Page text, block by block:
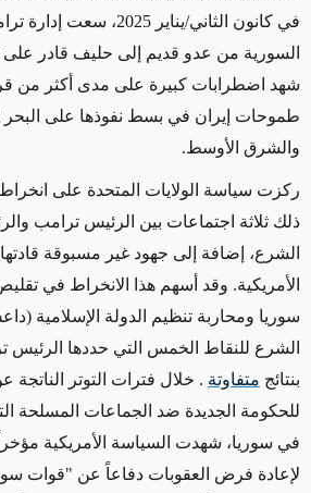
في كانون الثاني/يناير
السورية من عدو قديم إلى حليف قادر على
شهد اضطرابات كبيرة على مدى أكثر من
طموحات إيران في بسط نفوذها على البحر
والشرق الأوسط.
ركزت سياسة الولايات المتحدة على
ذلك ثلاثة اجتماعات بين الرئيس ترامب
الشرع، إضافة إلى جهود غير مسبوقة قادتها
الأمريكية. وقد أسهم هذا الانخراط في
سوريا ومحاربة تنظيم الدولة الإسلامية
بنتائج متفاوتة . خلال فترات التوتر
للحكومة الجديدة ضد الجماعات المسلحة
في سوريا، شهدت السياسة الأمريكية
لإعادة فرض العقوبات دفاعاً عن "قوات